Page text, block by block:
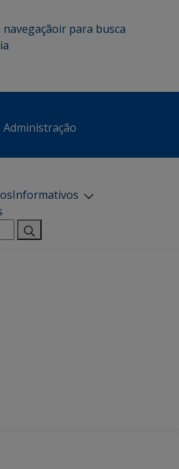
ir para busca
Administração
Informativos